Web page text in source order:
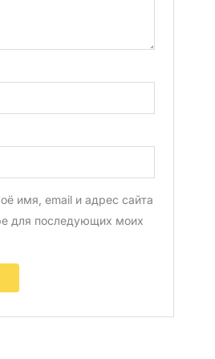
имя, email и адрес сайта
для последующих моих